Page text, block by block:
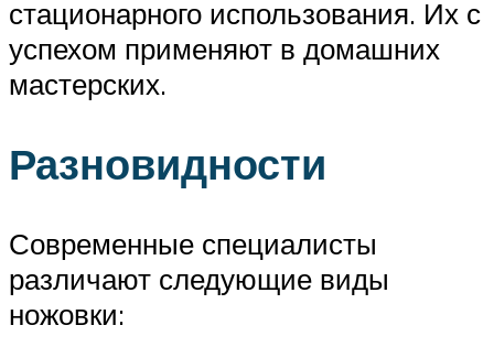
стационарного использования. Их с
успехом применяют в домашних
мастерских.
Разновидности
Современные специалисты
различают следующие виды
ножовки: